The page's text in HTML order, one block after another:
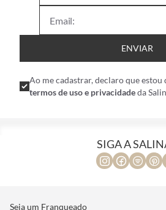
ENVIAR
Ao me cadastrar, declaro que estou
SIGA A